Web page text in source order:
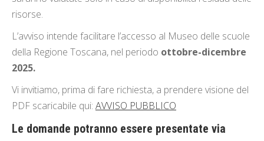
risorse.
L’avviso intende facilitare l’accesso al Museo delle scuole
della Regione Toscana, nel periodo ottobre-dicembre
2025.
Vi invitiamo, prima di fare richiesta, a prendere visione del
PDF scaricabile qui: AVVISO PUBBLICO
Le domande potranno essere presentate via